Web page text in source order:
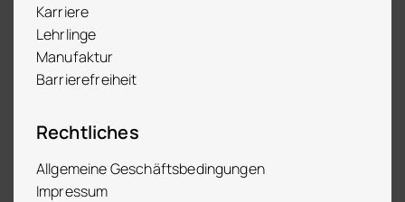
Karriere
Lehrlinge
Manufaktur
Barrierefreiheit
Rechtliches
Allgemeine Geschäftsbedingungen
Impressum